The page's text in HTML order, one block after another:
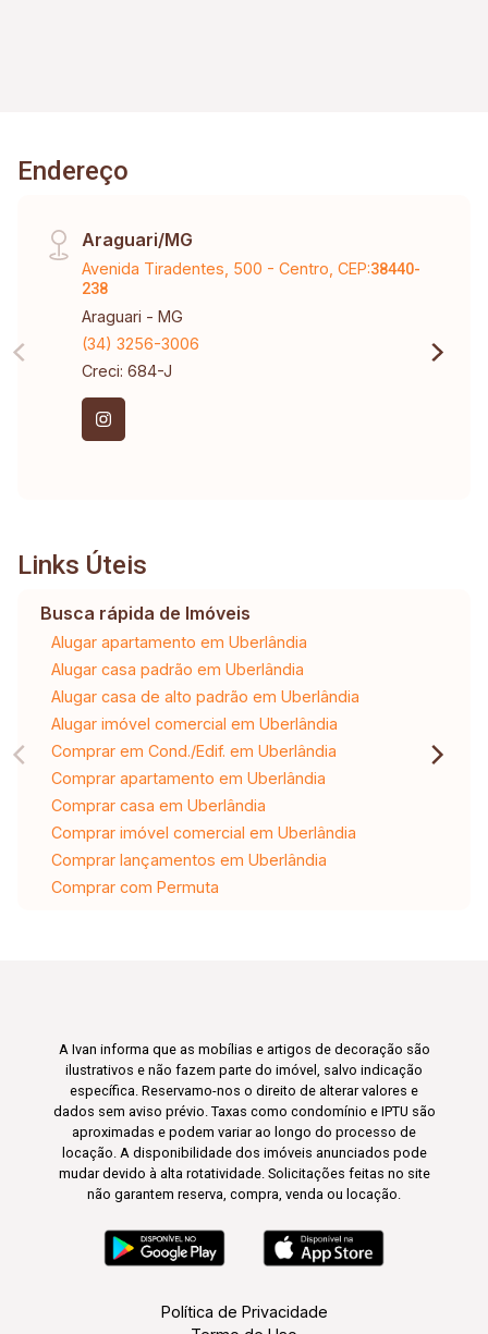
Endereço
Araguari/MG
Avenida Tiradentes, 500 - Centro, CEP:38440-
238
Araguari - MG
(34) 3256-3006
Creci: 684-J
Links Úteis
Busca rápida de Imóveis
Alugar apartamento em Uberlândia
Alugar casa padrão em Uberlândia
Alugar casa de alto padrão em Uberlândia
Alugar imóvel comercial em Uberlândia
Comprar em Cond./Edif. em Uberlândia
Comprar apartamento em Uberlândia
Comprar casa em Uberlândia
Comprar imóvel comercial em Uberlândia
Comprar lançamentos em Uberlândia
Comprar com Permuta
A Ivan informa que as mobílias e artigos de decoração são
ilustrativos e não fazem parte do imóvel, salvo indicação
específica. Reservamo-nos o direito de alterar valores e
dados sem aviso prévio. Taxas como condomínio e IPTU são
aproximadas e podem variar ao longo do processo de
locação. A disponibilidade dos imóveis anunciados pode
mudar devido à alta rotatividade. Solicitações feitas no site
não garantem reserva, compra, venda ou locação.
Política de Privacidade